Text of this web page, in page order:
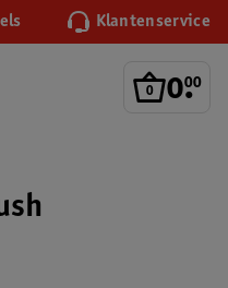
Klantenservice
0.
00